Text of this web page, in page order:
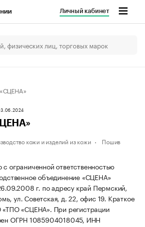
Личный кабинет
кожи и изделий из кожи
Пошив
ограниченной ответственностью
объединение «СЦЕНА»
г. по адресу край Пермский,
ул. Советская, д. 22, офис 19. Краткое
«СЦЕНА». При регистрации
ОГРН 1085904018045, ИНН